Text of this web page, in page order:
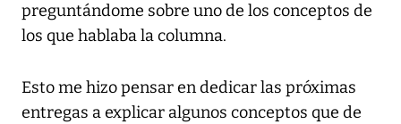
preguntándome sobre uno de los conceptos de
los que hablaba la columna.
Esto me hizo pensar en dedicar las próximas
entregas a explicar algunos conceptos que de